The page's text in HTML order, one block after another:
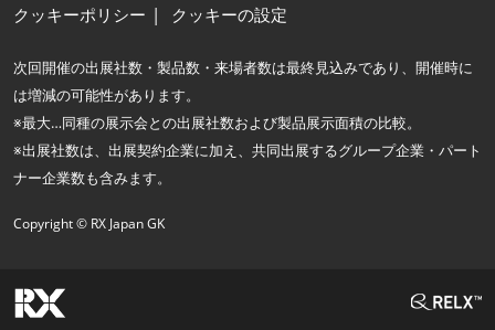
クッキーポリシー
クッキーの設定
次回開催の出展社数・製品数・来場者数は最終見込みであり、開催時に
は増減の可能性があります。
※最大…同種の展示会との出展社数および製品展示面積の比較。
※出展社数は、出展契約企業に加え、共同出展するグループ企業・パート
ナー企業数も含みます。
Copyright © RX Japan GK